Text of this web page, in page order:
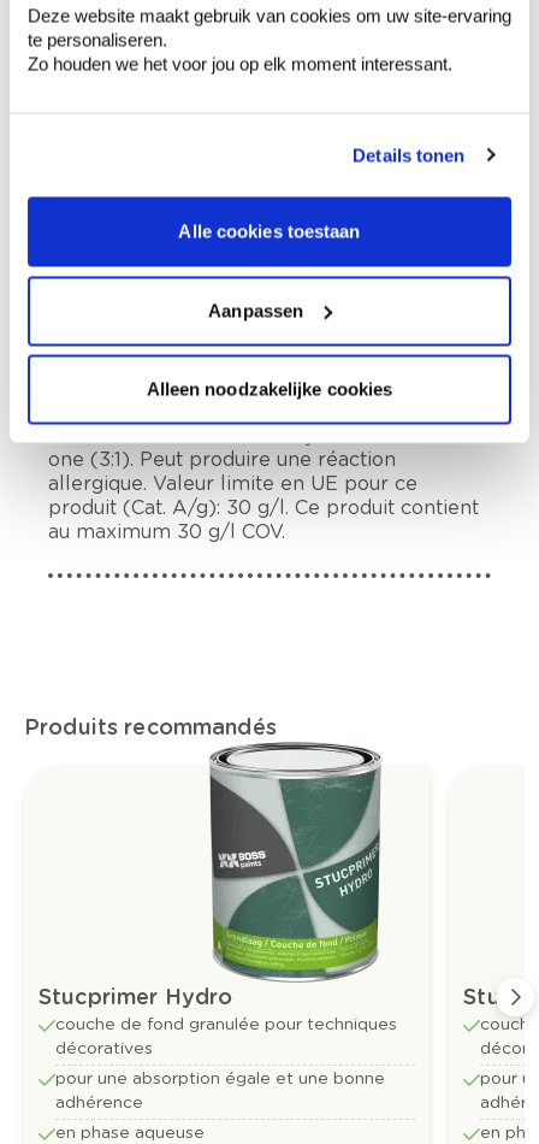
Deze website maakt gebruik van cookies om uw site-ervaring
te personaliseren.
Zo houden we het voor jou op elk moment interessant.
Details tonen
Alle cookies toestaan
Aanpassen
Alleen noodzakelijke cookies
Retrait en magasin
Informations sur l'étiquette
Tenir hors de portée des enfants. Fiche de
données de sécurité disponible sur demande.,
Contient 1,2-benzisothiazol-3(2H)-one,
one (3:1). Peut produire une réaction
allergique. Valeur limite en UE pour ce
produit (Cat. A/g): 30 g/l. Ce produit contient
au maximum 30 g/l COV.
Produits recommandés
Stucprimer Hydro
couche de fond granulée pour techniques
décoratives
pour une absorption égale et une bonne
adhérence
en phase aqueuse
pour
en